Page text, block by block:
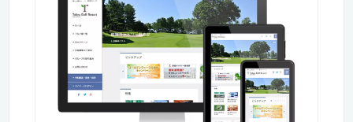
をつくり、クライアント企業が未来でも活躍できるように、最高
のカタチを実現します。